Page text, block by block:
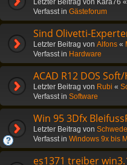
Letzter Beitrag von Kara76 «
Verfasst in Gästeforum
Sind Olivetti-
Letzter Beitrag von Alfons «
Verfasst in Hardware
ACAD R12 DOS
Letzter Beitrag von Rubi «
Verfasst in Software
Win 95 3Dfx
Letzter Beitrag von
Verfasst in Windows 9x bis
es1371 treiber